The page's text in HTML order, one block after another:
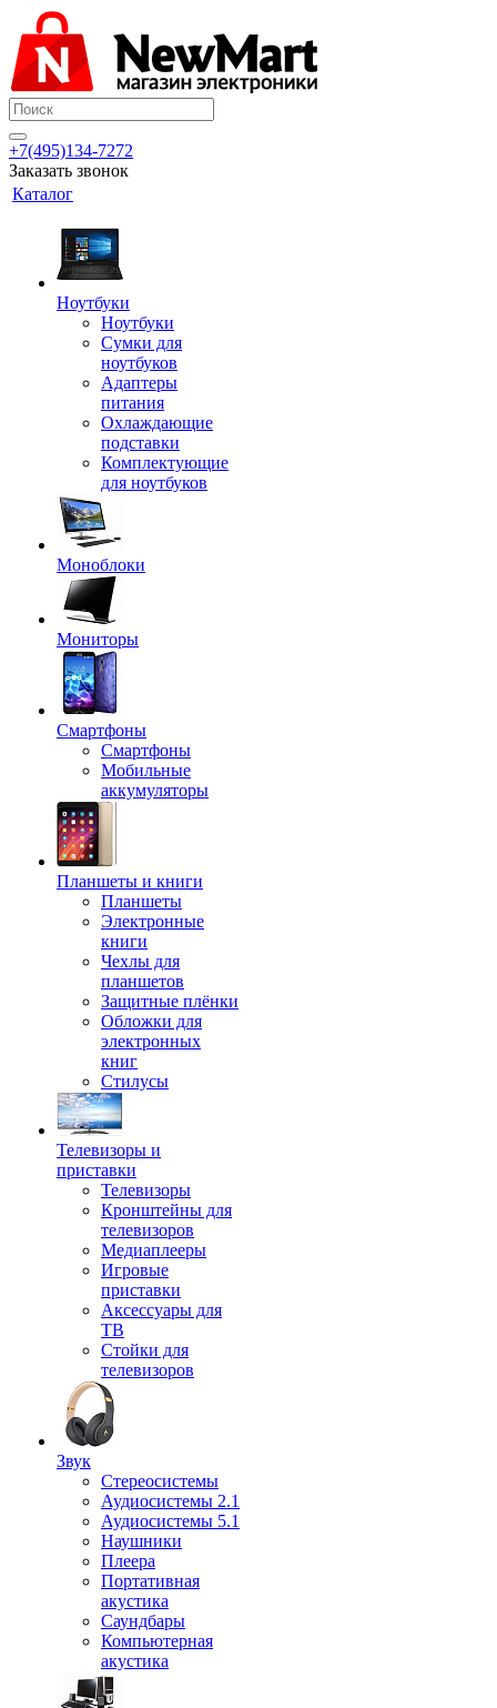
+7(495)134-7272
Заказать звонок
Каталог
Ноутбуки
Ноутбуки
Сумки для
ноутбуков
Адаптеры
питания
Охлаждающие
подставки
Комплектующие
для ноутбуков
Моноблоки
Мониторы
Смартфоны
Смартфоны
Мобильные
аккумуляторы
Планшеты и книги
Планшеты
Электронные
книги
Чехлы для
планшетов
Защитные плёнки
Обложки для
электронных
книг
Стилусы
Телевизоры и
приставки
Телевизоры
Кронштейны для
телевизоров
Медиаплееры
Игровые
приставки
Аксессуары для
ТВ
Стойки для
телевизоров
Звук
Стереосистемы
Аудиосистемы 2.1
Аудиосистемы 5.1
Наушники
Плеера
Портативная
акустика
Саундбары
Компьютерная
акустика